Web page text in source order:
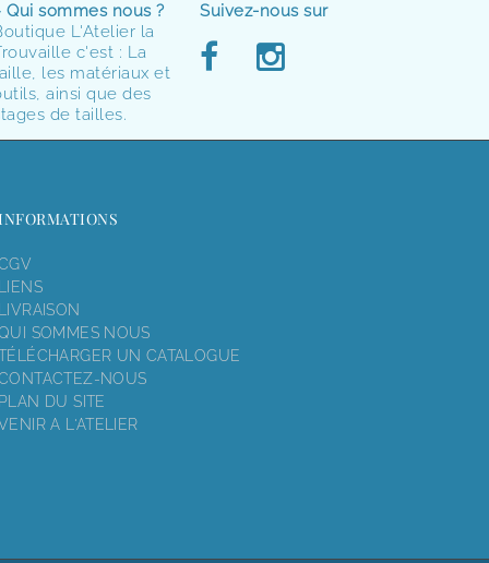
Qui sommes nous ?
L'Atelier la
c'est : La
les matériaux et
ainsi que des
de tailles.
Suivez-nous sur
LIENS
LIVRAISON
SOMMES NOUS
UN CATALOGUE
NOUS
PLAN DU SITE
A L'ATELIER